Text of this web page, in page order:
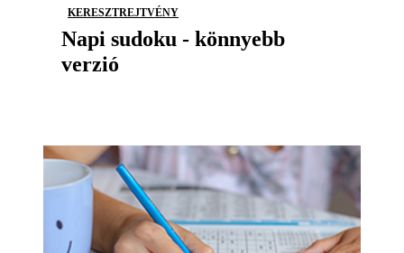
KERESZTREJTVÉNY
Napi sudoku - könnyebb
verzió